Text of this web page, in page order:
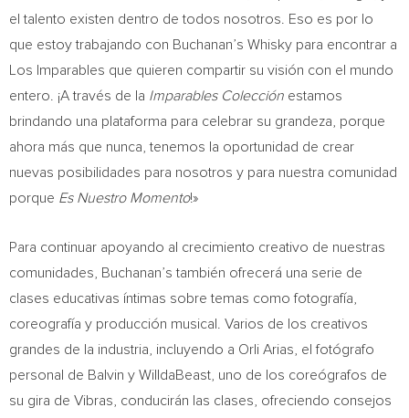
el talento existen dentro de todos nosotros. Eso es por lo
que estoy trabajando con Buchanan’s Whisky para encontrar a
Los Imparables que quieren compartir su visión con el mundo
entero. ¡A través de la Imparables Colección estamos
brindando una plataforma para celebrar su grandeza, porque
ahora más que nunca, tenemos la oportunidad de crear
nuevas posibilidades para nosotros y para nuestra comunidad
porque Es Nuestro Momento!»
Para continuar apoyando al crecimiento creativo de nuestras
comunidades, Buchanan’s también ofrecerá una serie de
clases educativas íntimas sobre temas como fotografía,
coreografía y producción musical. Varios de los creativos
grandes de la industria, incluyendo a Orli Arias , el fotógrafo
personal de Balvin y WilldaBeast, uno de los coreógrafos de
su gira de Vibras, conducirán las clases, ofreciendo consejos